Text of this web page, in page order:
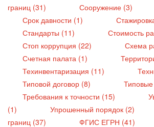
границ (31)
Сооружение (3)
Срок давности (1)
Стандарты (11)
Стоимость
Стоп коррупция (22)
Схема
Счетная палата (1)
Техинвентаризация (11)
Типовой договор (8)
Требования к точности (15)
(1)
Упрошенный порядок (2)
границ (37)
ФГИС ЕГРН (41)